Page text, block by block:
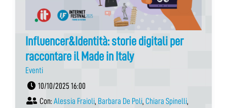
Influencer&Identità: storie digitali per
raccontare il Made in Italy
Eventi
10/10/2025 16:00
Con: Alessia Fraioli, Barbara De Poli, Chiara Spinelli,